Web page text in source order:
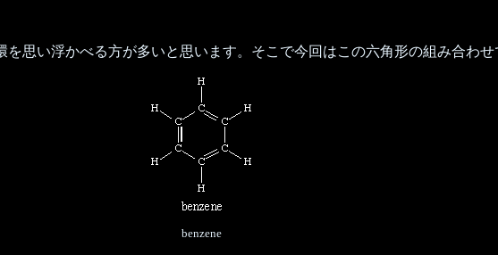
思い浮かべる方が多いと思います。そこで今回はこの六角形の組み合わせ
benzene